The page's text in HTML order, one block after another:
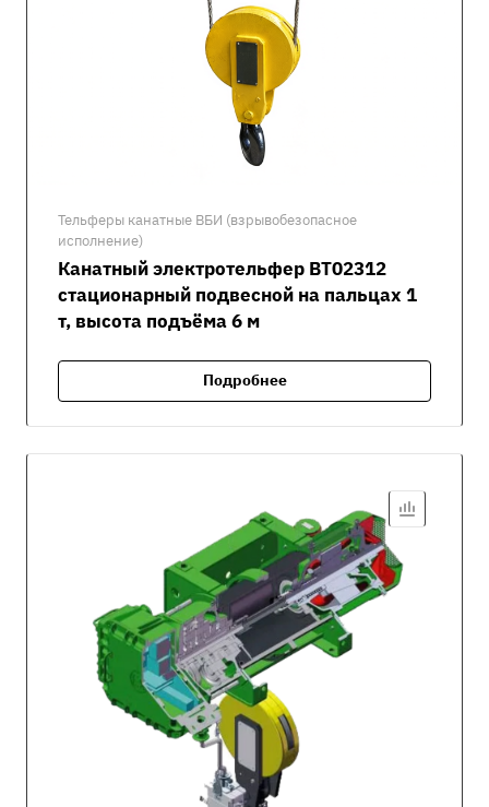
Тельферы канатные ВБИ (взрывобезопасное
исполнение)
Канатный электротельфер ВТ02312
стационарный подвесной на пальцах 1
т, высота подъёма 6 м
Подробнее